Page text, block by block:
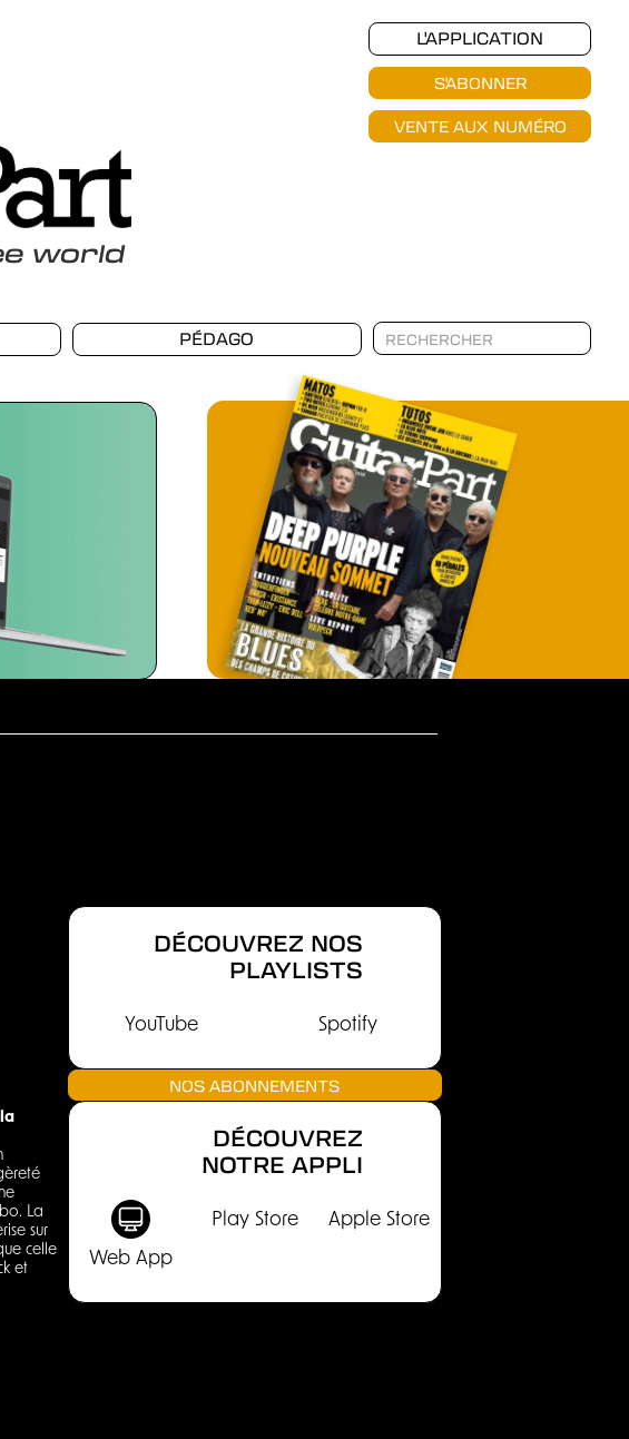
L'APPLICATION
S'ABONNER
VENTE AUX NUMÉRO
world
PÉDAGO
La
sur
celle
et
DÉCOUVREZ NOS
PLAYLISTS
YouTube Spotify
NOS ABONNEMENTS
DÉCOUVREZ
NOTRE APPLI
Web App
Play Store Apple Store